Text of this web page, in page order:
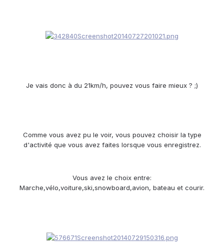
Je vais donc à du 21km/h, pouvez vous faire mieux ? ;)
Comme vous avez pu le voir, vous pouvez choisir la type
d'activité que vous avez faites lorsque vous enregistrez.
Vous avez le choix entre:
Marche,vélo,voiture,ski,snowboard,avion, bateau et courir.